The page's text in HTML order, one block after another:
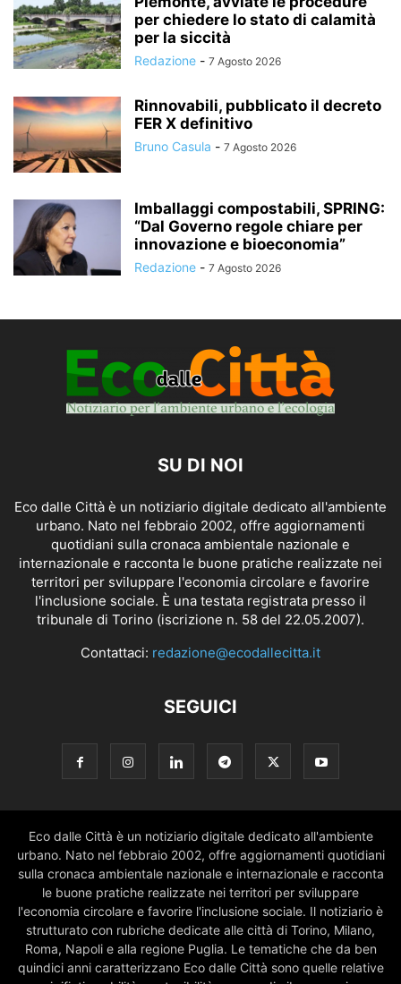
per chiedere lo stato di calamità
per la siccità
Redazione - 7 Agosto 2026
Rinnovabili, pubblicato il decreto
FER X definitivo
Bruno Casula - 7 Agosto 2026
Imballaggi compostabili, SPRING:
“Dal Governo regole chiare per
innovazione e bioeconomia”
Redazione - 7 Agosto 2026
SU DI NOI
Eco dalle Città è un notiziario digitale dedicato all'ambiente
urbano. Nato nel febbraio 2002, offre aggiornamenti
quotidiani sulla cronaca ambientale nazionale e
internazionale e racconta le buone pratiche realizzate nei
territori per sviluppare l'economia circolare e favorire
l'inclusione sociale. È una testata registrata presso il
tribunale di Torino (iscrizione n. 58 del 22.05.2007).
Contattaci: redazione@ecodallecitta.it
SEGUICI
Eco dalle Città è un notiziario digitale dedicato all'ambiente
urbano. Nato nel febbraio 2002, offre aggiornamenti quotidiani
sulla cronaca ambientale nazionale e internazionale e racconta
le buone pratiche realizzate nei territori per sviluppare
l'economia circolare e favorire l'inclusione sociale. Il notiziario è
strutturato con rubriche dedicate alle città di Torino, Milano,
Roma, Napoli e alla regione Puglia. Le tematiche che da ben
quindici anni caratterizzano Eco dalle Città sono quelle relative